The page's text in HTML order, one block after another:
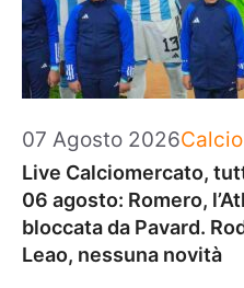
07 Agosto 2026Calcio
Live Calciomercato,
06 agosto: Romero,
bloccata da Pavard.
Leao, nessuna novità